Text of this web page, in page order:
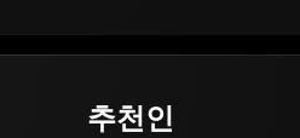
추천인